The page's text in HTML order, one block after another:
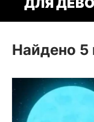
Найдено 5